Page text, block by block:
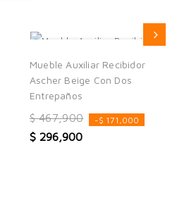
Mueble Auxiliar Recibidor
Ascher Beige Con Dos
Entrepaños
$ 467,900
-$ 171,000
$ 296,900